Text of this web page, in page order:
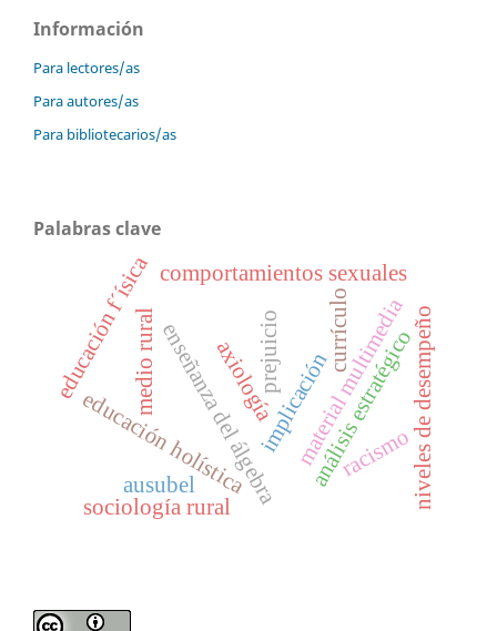
Información
Para lectores/as
Para autores/as
Para bibliotecarios/as
Palabras clave
currículo
implicación
axiologíamaterial multimedia
enseñanza del álgebra
comportamientos sexuales
educación holística análisis estratégiconiveles de desempeño
educación f´ísica
racismo
prejuicio
ausubel
medio rural
sociología rural